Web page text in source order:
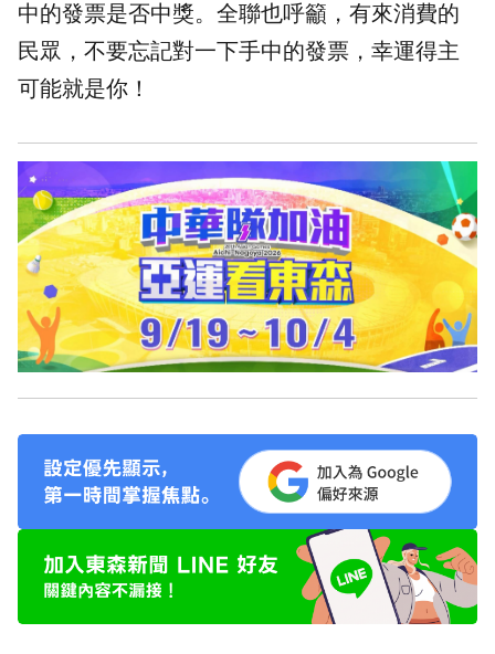
中的發票是否中獎。全聯也呼籲，有來消費的
民眾，不要忘記對一下手中的發票，幸運得主
可能就是你！